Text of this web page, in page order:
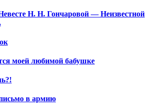
Н. Н. Гончаровой — Неизвестной
моей любимой бабушке
в армию